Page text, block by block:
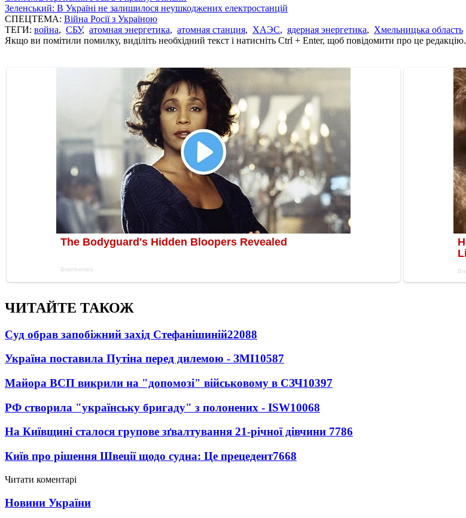
Зеленський: В Україні не залишилося неушкоджених електростанцій
СПЕЦТЕМА: Війна Росії з Україною
ТЕГИ: война, СБУ, атомная энергетика, атомная станция, ХАЭС, ядерная энергетика, Хмельницька область
Якщо ви помітили помилку, виділіть необхідний текст і натисніть Ctrl + Enter, щоб повідомити про це редакцію.
ЧИТАЙТЕ ТАКОЖ
Суд обрав запобіжний захід Стефанішиній22088
Україна поставила Путіна перед дилемою - ЗМІ10587
Майора ВСП викрили на "допомозі" військовому в СЗЧ10397
РФ створила "українську бригаду" з полонених - ISW10068
На Київщині сталося групове зґвалтування 21-річної дівчини 7786
Київ про рішення Швеції щодо судна: Це прецедент7668
Читати коментарі
Новини України